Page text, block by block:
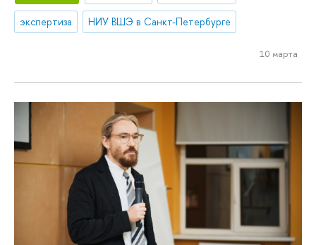
экспертиза НИУ ВШЭ в Санкт-Петербурге
10 марта